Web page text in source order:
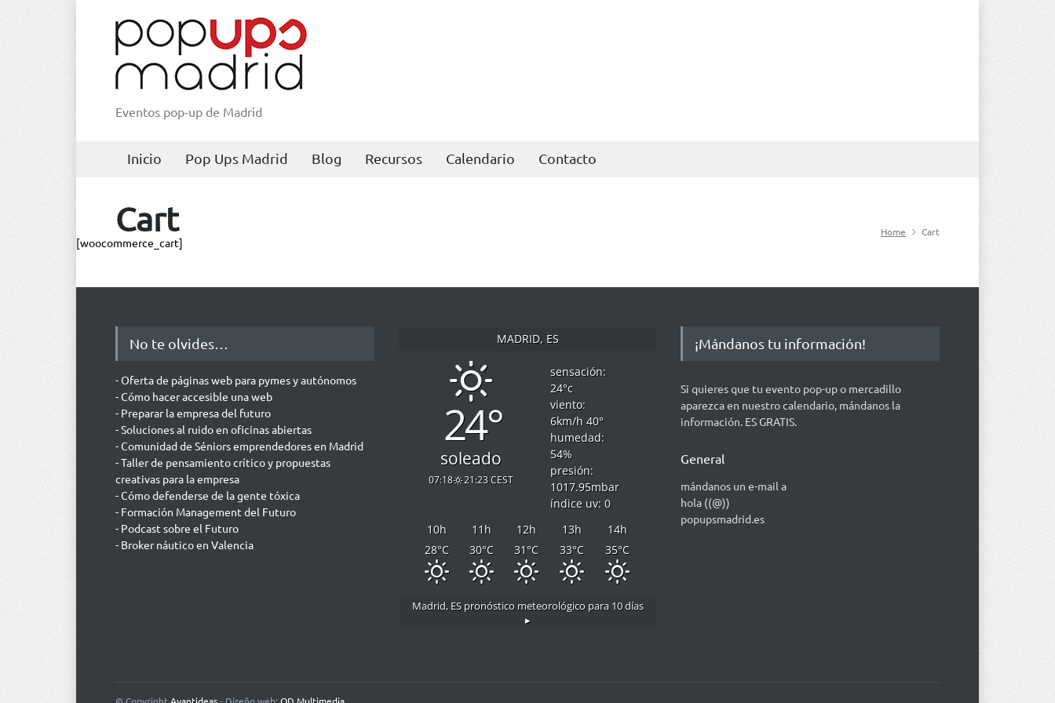
Eventos pop-up de Madrid
Inicio Pop Ups Madrid Blog Recursos Calendario Contacto
Cart Home Cart
[woocommerce_cart]
No te olvides…
- Oferta de páginas web para pymes y autónomos
- Cómo hacer accesible una web
- Preparar la empresa del futuro
- Soluciones al ruido en oficinas abiertas
- Comunidad de Séniors emprendedores en Madrid
- Taller de pensamiento crítico y propuestas
creativas para la empresa
- Cómo defenderse de la gente tóxica
- Formación Management del Futuro
- Podcast sobre el Futuro
- Broker náutico en Valencia
MADRID, ES
24°
soleado
07:18 21:23 CEST
sensación:
24°c
viento:
6km/h40°
humedad:
54%
presión:
1017.95mbar
índice uv: 0
10h 11h 12h 13h 14h
28°C 30°C 31°C 33°C 35°C
Madrid, ESpronóstico meteorológico para 10 días
▸
¡Mándanos tu información!
Si quieres que tu evento pop-up o mercadillo
aparezca en nuestro calendario, mándanos la
información. ES GRATIS.
General
mándanos un e-mail a
hola ((@))
popupsmadrid.es
© Copyright Avantideas- Diseño web: OD Multimedia